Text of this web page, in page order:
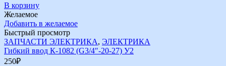
В корзину
Желаемое
Добавить в желаемое
Быстрый просмотр
ЗАПЧАСТИ ЭЛЕКТРИКА, ЭЛЕКТРИКА
Гибкий ввод К-1082 (G3/4″-20-27) У2
250₽